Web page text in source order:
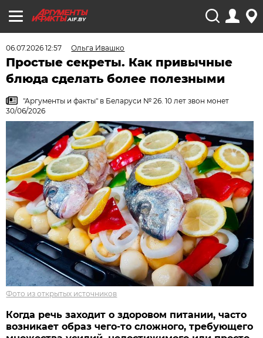
AIF.BY
06.07.2026 12:57 Ольга Ивашко
Простые секреты. Как привычные
блюда сделать более полезными
"Аргументы и факты" в Беларуси № 26. 10 лет звон монет
30/06/2026
Фото из открытых источников
Когда речь заходит о здоровом питании, часто
возникает образ чего-то сложного, требующего